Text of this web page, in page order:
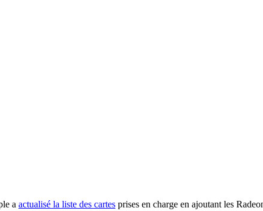
a actualisé la liste des cartes prises en charge en ajoutant les